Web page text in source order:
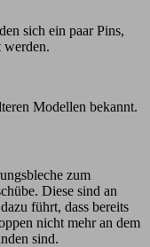
sich ein paar Pins,
Modellen bekannt.
zum
Diese sind an
führt, dass bereits
nicht mehr an dem
sind.